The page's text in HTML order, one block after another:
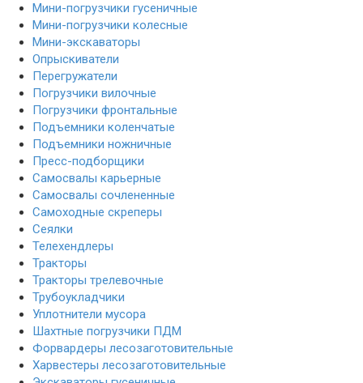
Мини-погрузчики гусеничные
Мини-погрузчики колесные
Мини-экскаваторы
Опрыскиватели
Перегружатели
Погрузчики вилочные
Погрузчики фронтальные
Подъемники коленчатые
Подъемники ножничные
Пресс-подборщики
Самосвалы карьерные
Самосвалы сочлененные
Самоходные скреперы
Сеялки
Телехендлеры
Тракторы
Тракторы трелевочные
Трубоукладчики
Уплотнители мусора
Шахтные погрузчики ПДМ
Форвардеры лесозаготовительные
Харвестеры лесозаготовительные